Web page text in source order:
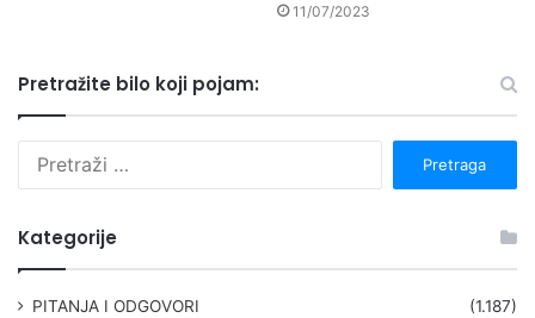
11/07/2023
Pretražite bilo koji pojam:
Kategorije
PITANJA I ODGOVORI (1.187)